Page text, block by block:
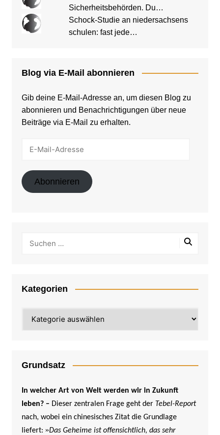
Sicherheitsbehörden. Du…
Schock-Studie an niedersachsens
schulen: fast jede…
Blog via E-Mail abonnieren
Gib deine E-Mail-Adresse an, um diesen Blog zu
abonnieren und Benachrichtigungen über neue
Beiträge via E-Mail zu erhalten.
Abonnieren
Kategorien
Grundsatz
In welcher Art von Welt werden wir in Zukunft
leben? – Dieser zentralen Frage geht der Tebel-Report
nach, wobei ein chinesisches Zitat die Grundlage
liefert: »Das Geheime ist offensichtlich, das sehr